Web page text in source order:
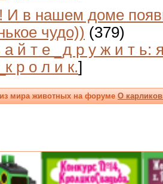
И в нашем доме
чудо)) (379)
й т е _д р у ж и т ь:
р о л и к.]
из мира животных на форумеО